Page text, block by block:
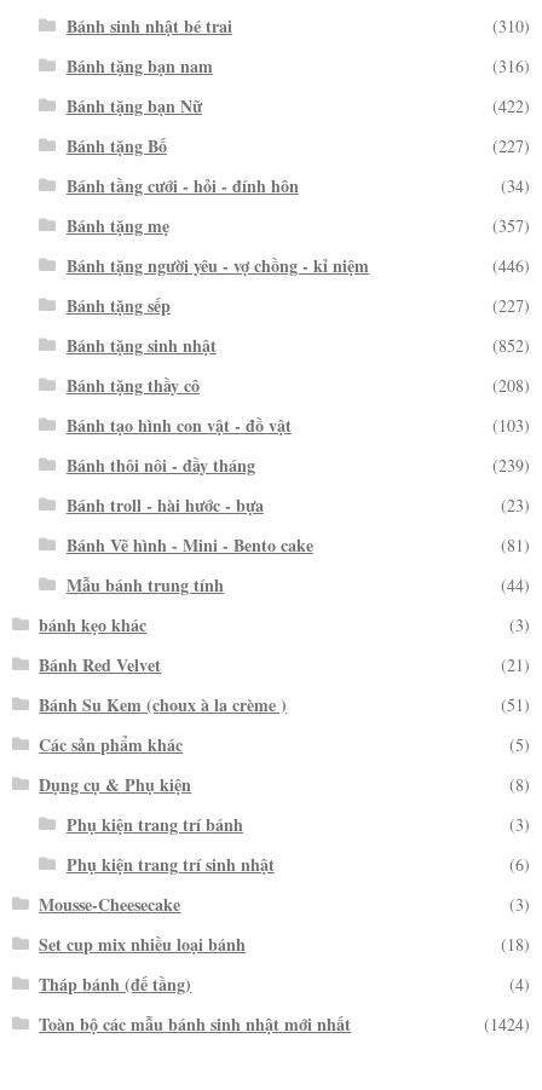
Bánh sinh nhật bé trai (310)
Bánh tặng bạn nam (316)
Bánh tặng bạn Nữ (422)
Bánh tặng Bố (227)
Bánh tầng cưới - hỏi - đính hôn (34)
Bánh tặng mẹ (357)
Bánh tặng người yêu - vợ chồng - kỉ niệm (446)
Bánh tặng sếp (227)
Bánh tặng sinh nhật (852)
Bánh tặng thầy cô (208)
Bánh tạo hình con vật - đồ vật (103)
Bánh thôi nôi - đầy tháng (239)
Bánh troll - hài hước - bựa (23)
Bánh Vẽ hình - Mini - Bento cake (81)
Mẫu bánh trung tính (44)
bánh kẹo khác (3)
Bánh Red Velvet (21)
Bánh Su Kem (choux à la crème ) (51)
Các sản phẩm khác (5)
Dụng cụ & Phụ kiện (8)
Phụ kiện trang trí bánh (3)
Phụ kiện trang trí sinh nhật (6)
Mousse-Cheesecake (3)
Set cup mix nhiều loại bánh (18)
Tháp bánh (đế tầng) (4)
Toàn bộ các mẫu bánh sinh nhật mới nhất (1424)